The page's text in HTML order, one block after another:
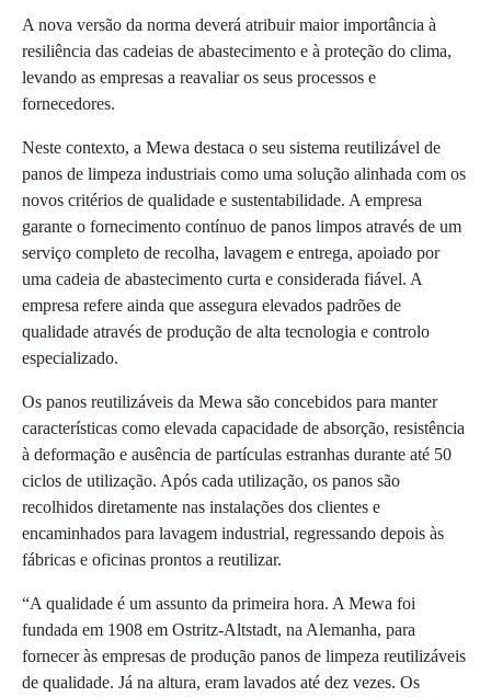
A nova versão da norma deverá atribuir maior importância à
resiliência das cadeias de abastecimento e à proteção do clima,
levando as empresas a reavaliar os seus processos e
fornecedores.
Neste contexto, a Mewa destaca o seu sistema reutilizável de
panos de limpeza industriais como uma solução alinhada com os
novos critérios de qualidade e sustentabilidade. A empresa
garante o fornecimento contínuo de panos limpos através de um
serviço completo de recolha, lavagem e entrega, apoiado por
uma cadeia de abastecimento curta e considerada fiável. A
empresa refere ainda que assegura elevados padrões de
qualidade através de produção de alta tecnologia e controlo
especializado.
Os panos reutilizáveis da Mewa são concebidos para manter
características como elevada capacidade de absorção, resistência
à deformação e ausência de partículas estranhas durante até 50
ciclos de utilização. Após cada utilização, os panos são
recolhidos diretamente nas instalações dos clientes e
encaminhados para lavagem industrial, regressando depois às
fábricas e oficinas prontos a reutilizar.
“A qualidade é um assunto da primeira hora. A Mewa foi
fundada em 1908 em Ostritz-Altstadt, na Alemanha, para
fornecer às empresas de produção panos de limpeza reutilizáveis
de qualidade. Já na altura, eram lavados até dez vezes. Os